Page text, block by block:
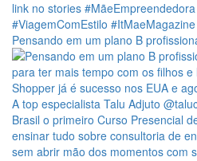
Pensando em um plano B